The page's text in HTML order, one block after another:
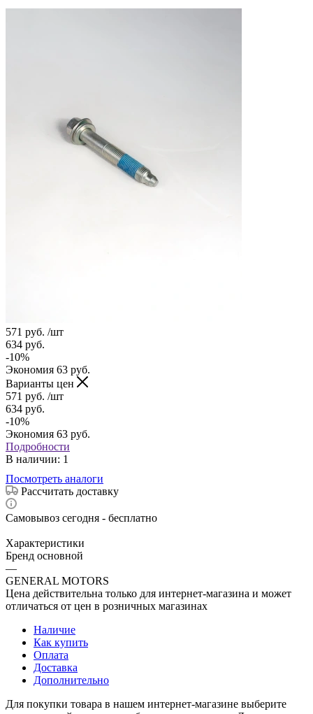
571 руб. /шт
634 руб.
-10%
Экономия 63 руб.
Варианты цен
571 руб. /шт
634 руб.
-10%
Экономия 63 руб.
Подробности
В наличии: 1
Посмотреть аналоги
Рассчитать доставку
Самовывоз сегодня - бесплатно
Характеристики
Бренд основной
—
GENERAL MOTORS
Цена действительна только для интернет-магазина и может
отличаться от цен в розничных магазинах
Наличие
Как купить
Оплата
Доставка
Дополнительно
Для покупки товара в нашем интернет-магазине выберите